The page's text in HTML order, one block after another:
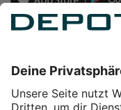
Service